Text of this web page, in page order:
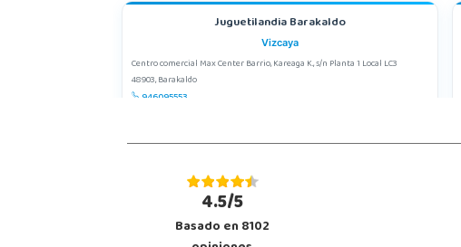
Juguetilandia Barakaldo
Vizcaya
Centro comercial Max Center Barrio, Kareaga K., s/n Planta 1 Local LC3
48903, Barakaldo
946095553
POCAS UNIDADES
Juguetilandia Leganés
Madrid
4.5/5
Basado en 8102